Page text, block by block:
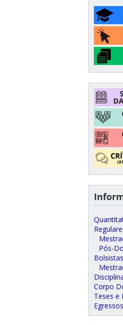
Pós-
Bolsistas
Corpo
Teses e
Egressos